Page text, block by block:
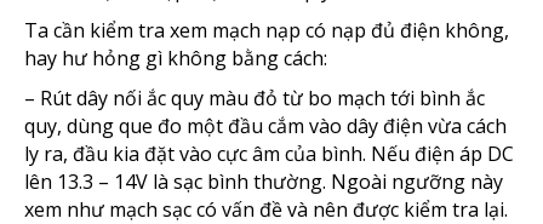
Ta cần kiểm tra xem mạch nạp có nạp đủ điện không,
hay hư hỏng gì không bằng cách:
– Rút dây nối ắc quy màu đỏ từ bo mạch tới bình ắc
quy, dùng que đo một đầu cắm vào dây điện vừa cách
ly ra, đầu kia đặt vào cực âm của bình. Nếu điện áp DC
lên 13.3 – 14V là sạc bình thường. Ngoài ngưỡng này
xem như mạch sạc có vấn đề và nên được kiểm tra lại.